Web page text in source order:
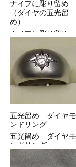
ナイフに彫り留め
（ダイヤの五光留
め）
ナイフに彫り留め
め）
五光留め ダイヤモ
ンドリング
五光留め ダイヤモ
ンドリング